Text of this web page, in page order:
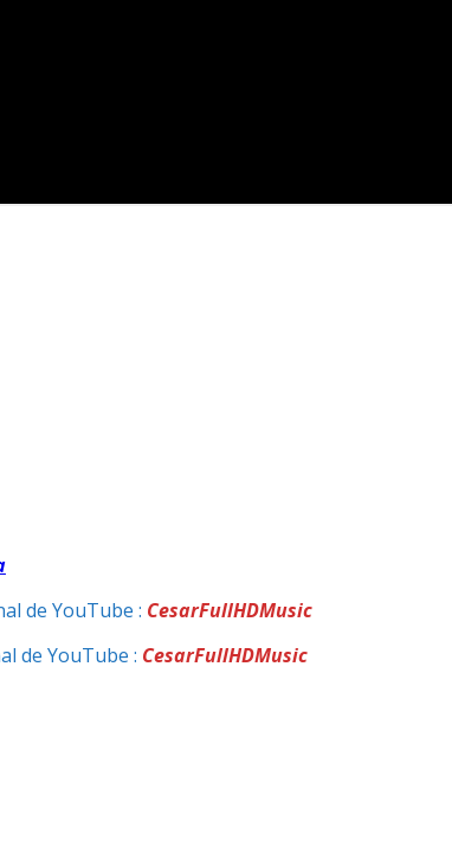
de YouTube : CesarFullHDMusic
de YouTube : CesarFullHDMusic